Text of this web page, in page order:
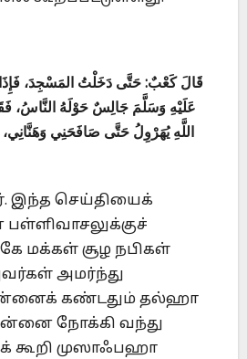
قَالَ كَعْبٌ: حَتَّى دَخَلْتُ المَسْجِدَ،
عَلَيْهِ وَسَلَّمَ جَالِسٌ حَوْلَهُ النَّاسُ،
اللَّهِ يُهَرْوِلُ حَتَّى صَافَحَنِي
இந்த செய்தியைக்
மக்கள் சூழ நபிகள்
அமர்ந்து
கண்டதும் தல்ஹா
நோக்கி வந்து
கூறி முஸாஃபஹா